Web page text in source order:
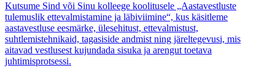
Kutsume Sind või Sinu kolleege koolitusele „Aastavestluste
tulemuslik ettevalmistamine ja läbiviimine“, kus käsitleme
aastavestluse eesmärke, ülesehitust, ettevalmistust,
suhtlemistehnikaid, tagasiside andmist ning järeltegevusi, mis
aitavad vestlusest kujundada sisuka ja arengut toetava
juhtimisprotsessi.